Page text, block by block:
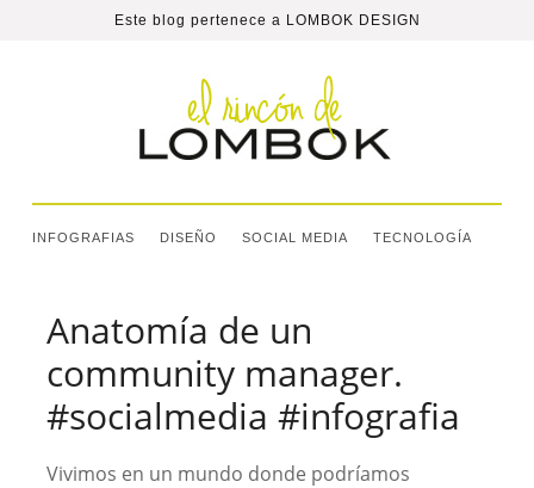
Este blog pertenece a LOMBOK DESIGN
INFOGRAFIAS DISEÑO SOCIAL MEDIA TECNOLOGÍA
Anatomía de un
community manager.
#socialmedia #infografia
Vivimos en un mundo donde podríamos